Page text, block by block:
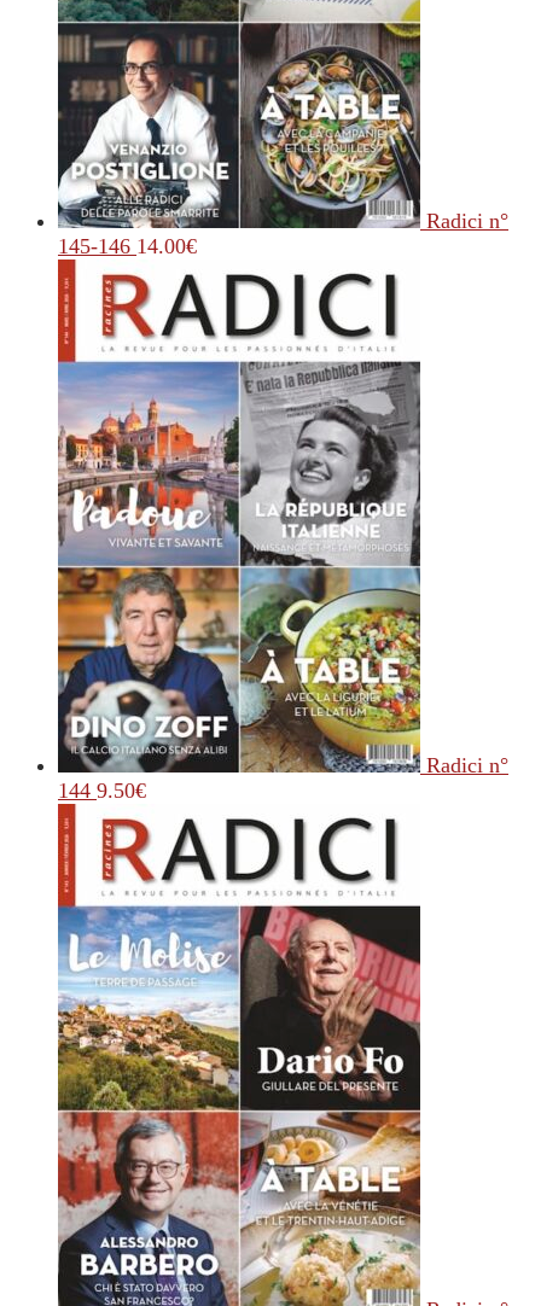
Radici n°
145-146 14.00€
Radici n°
144 9.50€